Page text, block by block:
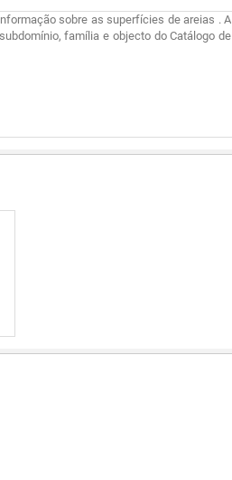
sobre as superfícies de areias . A
família e objecto do Catálogo de